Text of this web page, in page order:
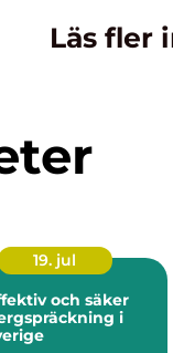
Läs fler
19. jul
och säker
i